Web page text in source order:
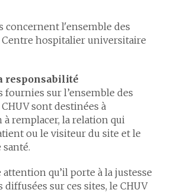
concernent l'ensemble des
hospitalier universitaire
responsabilité
sur l’ensemble des
sont destinées à
remplacer, la relation qui
ou le visiteur du site et le
qu’il porte à la justesse
sur ces sites, le CHUV